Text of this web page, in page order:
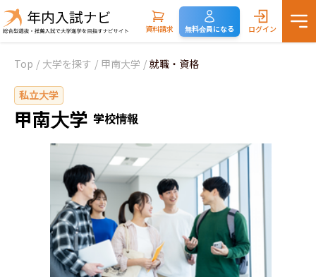
資料請求 無料会員になる ログイン
Top / 大学を探す / 甲南大学 / 就職・資格
私立大学
甲南大学 学校情報